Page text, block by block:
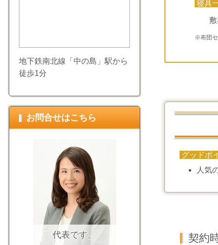
寝具
※布団セ
グッドポ
人気
契約
地下鉄南北線「中の島」駅から
徒歩1分
お問合せはこちら
代表です。